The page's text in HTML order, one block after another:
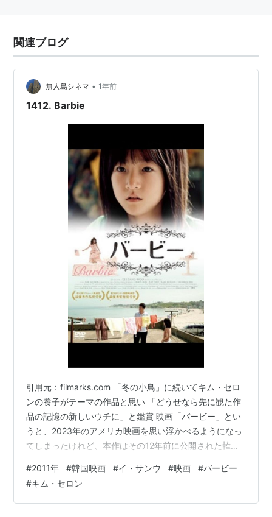
関連ブログ
無人島シネマ • 1年前
1412. Barbie
引用元：filmarks.com 「冬の小鳥」に続いてキム・セロ
ンの養子がテーマの作品と思い 「どうせなら先に観た作
品の記憶の新しいウチに」と鑑賞 映画「バービー」とい
うと、2023年のアメリカ映画を思い浮かべるようになっ
てしまったけれど、本作はその12年前に公開された韓国
（キム・セロン）と妹のスンジャ（キム・アロン） ソウ
ルに住んでいた頃に母親を亡くし、今は知的障害を持つ
父親マンウ（チョ・ヨンソク）と三人で生活している し
#2011年 #韓国映画 #イ・サンウ #映画 #バービー
#キム・セロン